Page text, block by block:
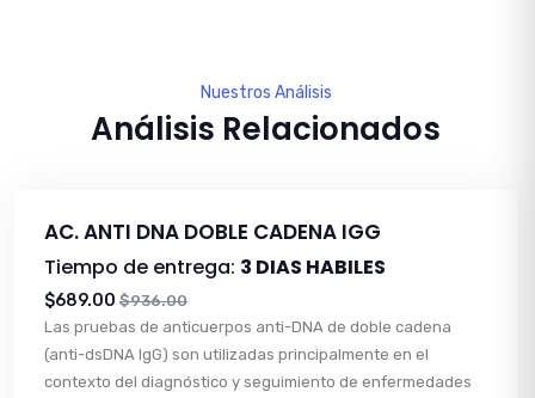
Nuestros Análisis
Análisis Relacionados
AC. ANTI DNA DOBLE CADENA IGG
Tiempo de entrega: 3 DIAS HABILES
$689.00 $936.00
Las pruebas de anticuerpos anti-DNA de doble cadena
(anti-dsDNA IgG) son utilizadas principalmente en el
contexto del diagnóstico y seguimiento de enfermedades